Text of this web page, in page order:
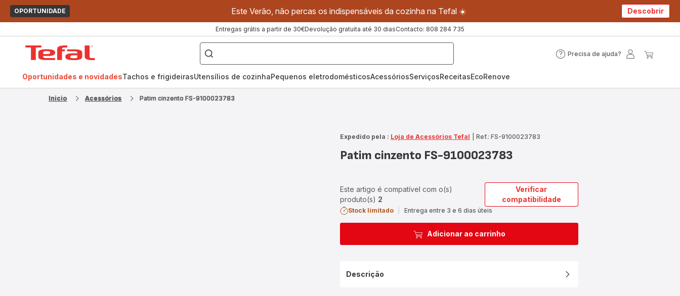
OPORTUNIDADE Este Verão, não percas os indispensáveis da cozinha na Tefal ☀️ Descobrir
Entregas grátis a partir de 30€Devolução gratuita até 30 diasContacto: 808 284 735
O
que
pretende
procurar?
Precisa de ajuda?
Precisa
Oportunidades e novidadesTachos e frigideirasUtensílios de cozinhaPequenos eletrodomésticosAcessóriosServiçosReceitasEcoRenove
Inicio Acessórios Patim cinzento FS-9100023783
Expedido pela : Loja de Acessórios Tefal Ref.: FS-9100023783
Patim cinzento FS-9100023783
Este artigo é compatível com o(s)
produto(s) 2
Verificar
compatibilidade
Stock limitado Entrega entre 3 e 6 dias úteis
Adicionar ao carrinho
Descrição